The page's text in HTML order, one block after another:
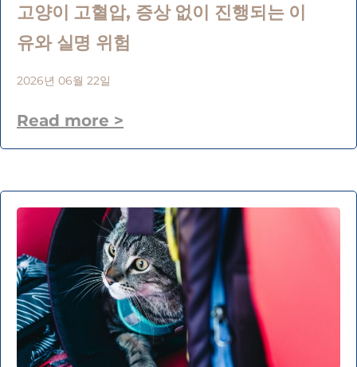
고양이 고혈압, 증상 없이 진행되는 이
유와 실명 위험
2026년 06월 22일
Read more >